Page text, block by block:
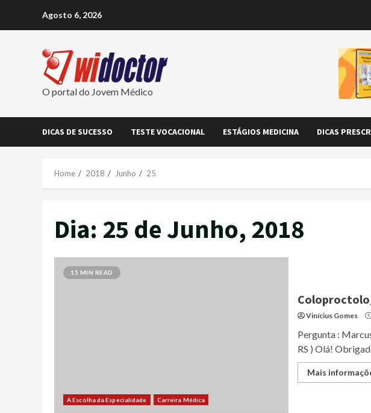
Agosto 6, 2026
O portal do Jovem Médico
DICAS DE SUCESSO TESTE VOCACIONAL ESTÁGIOS MEDICINA DICAS
Home 2018 Junho 25
Dia: 25 de Junho, 2018
15 MIN READ
A Escolha da Especialidade Carreira Médica
Vinícius Gomes
Pergunta :
RS ) Olá!
Mais